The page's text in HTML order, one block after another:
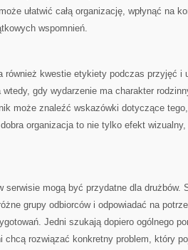
ułatwić całą organizację, wpłynąć na
wspomnień.
również kwestie etykiety podczas przyjęć i
wtedy, gdy wydarzenie ma charakter
może znaleźć wskazówki dotyczące
organizacja to nie tylko efekt
serwisie mogą być przydatne dla drużbów.
grupy odbiorców i odpowiadać na
Jedni szukają dopiero ogólnego
chcą rozwiązać konkretny problem, który